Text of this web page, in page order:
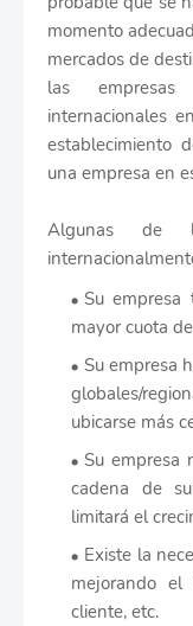
momento
mercados de
las empresas
internacionales
establecimiento
una empresa en
Algunas de
Su
mayor cuota
Su empresa
globales/
ubicarse más
Su empresa
cadena de
limitará el
Existe la
mejorando
cliente, etc.